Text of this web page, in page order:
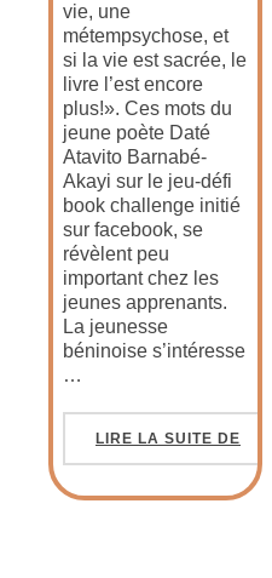
vie, une
métempsychose, et
si la vie est sacrée, le
livre l’est encore
plus!». Ces mots du
jeune poète Daté
Atavito Barnabé-
Akayi sur le jeu-défi
book challenge initié
sur facebook, se
révèlent peu
important chez les
jeunes apprenants.
La jeunesse
béninoise s’intéresse
…
LIRE LA SUITE DE